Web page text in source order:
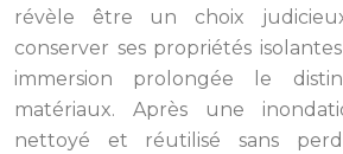
révèle être un choix
conserver ses propriétés
immersion prolongée le
matériaux. Après une
nettoyé et réutilisé sans